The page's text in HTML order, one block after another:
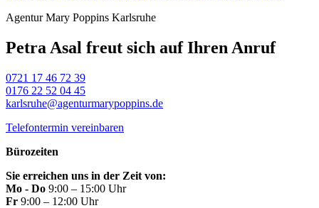
Agentur Mary Poppins Karlsruhe
Petra Asal freut sich auf Ihren Anruf
0721 17 46 72 39
0176 22 52 04 45
karlsruhe@agenturmarypoppins.de
Telefontermin vereinbaren
Bürozeiten
Sie erreichen uns in der Zeit von:
Mo - Do 9:00 – 15:00 Uhr
Fr 9:00 – 12:00 Uhr